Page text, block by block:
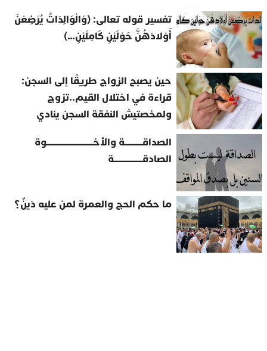
تفسير قوله تعالى: (وَالْوَالِدَاتُ يُرْضِعْنَ
أَوْلادَهُنَّ حَوْلَيْنِ كَامِلَيْنِ…)
حين يصبح الزواج طريقًا إلى السجن:
قراءة في اختلال القيم..تزوج
ولمخصتيش النفقة السجن ينادي
الصداقــــــــــة والأخــــــــــــــــــــــــــوة
الصادقــــــــــــــــة
ما حكم الحج والعمرة لمن عليه دَينٌ؟